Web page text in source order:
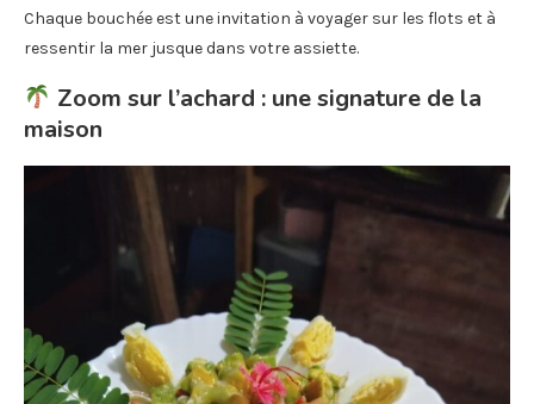
Chaque bouchée est une invitation à voyager sur les flots et à
ressentir la mer jusque dans votre assiette.
Zoom sur l’achard : une signature de la
maison